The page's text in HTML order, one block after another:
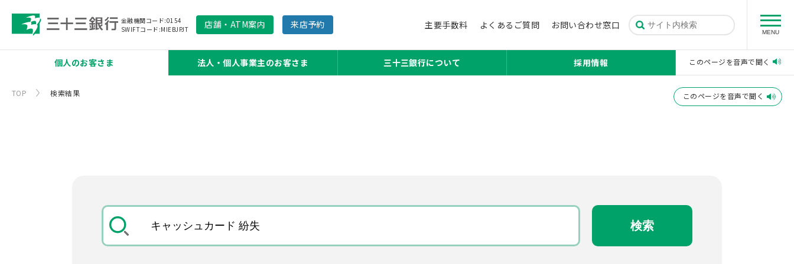
金融機関コード:0154
SWIFTコード:MIEBJPJT
店舗 ・ ATM案内 来店予約 主要手数料 よくあるご質問 お問い合わせ窓口
MENU
個人のお客さま 法人・個人事業主のお客さま 三十三銀行について 採用情報 このページを音声で聞く
TOP 検索結果 このページを音声で聞く